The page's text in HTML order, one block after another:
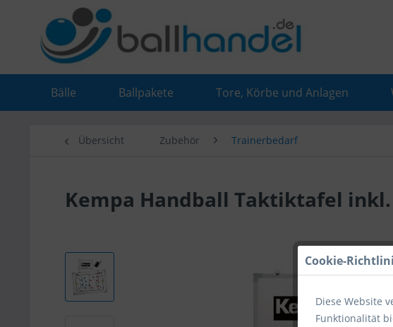
Bälle Ballpakete Tore, Körbe und Anlagen
Übersicht Zubehör Trainerbedarf
Kempa Handball Taktiktafel
Cookie-
Diese Website
Funktionalität